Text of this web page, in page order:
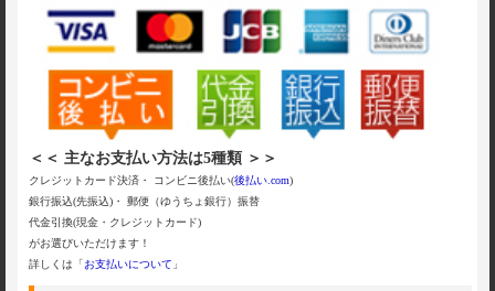
＜＜ 主なお支払い方法は5種類 ＞＞
クレジットカード決済・ コンビニ後払い(後払い.com)
銀行振込(先振込)・ 郵便（ゆうちょ銀行）振替
代金引換(現金・クレジットカード)
がお選びいただけます！
詳しくは「お支払いについて 」